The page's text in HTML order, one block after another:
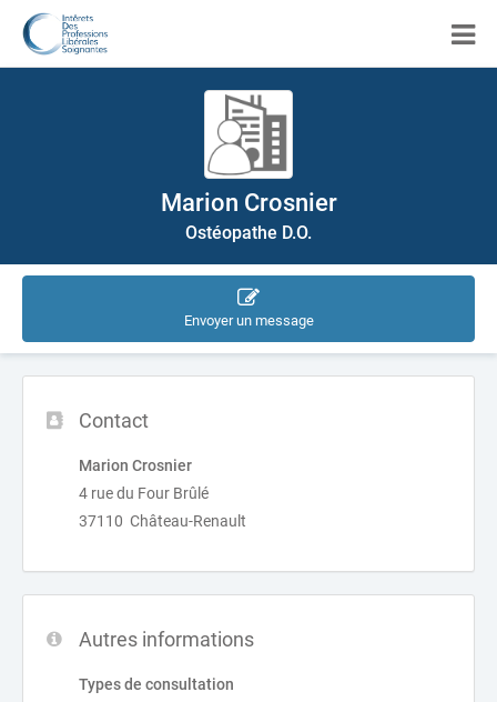
Marion Crosnier
Ostéopathe D.O.
Envoyer un message
Contact
Marion Crosnier
4 rue du Four Brûlé
37110 Château-Renault
Autres informations
Types de consultation